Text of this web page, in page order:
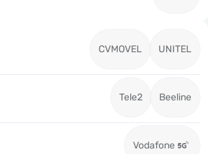
CVMOVEL UNITEL
Tele2 Beeline
Vodafone